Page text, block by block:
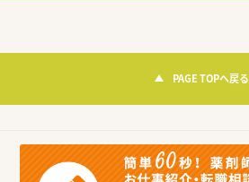
PAGE TOPへ戻る